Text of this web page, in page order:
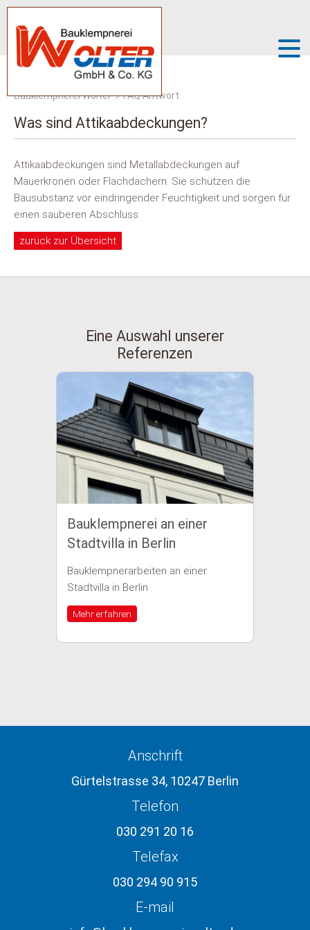
Bauklempnerei Wolter FAQ Antwort
Was sind Attikaabdeckungen?
Attikaabdeckungen sind Metallabdeckungen auf
Mauerkronen oder Flachdächern. Sie schützen die
Bausubstanz vor eindringender Feuchtigkeit und sorgen für
einen sauberen Abschluss.
zurück zur Übersicht
Eine Auswahl unserer
Referenzen
Bauklempnerei an einer
Stadtvilla in Berlin
Bauklempnerarbeiten an einer
Stadtvilla in Berlin
Mehr erfahren
Anschrift
Gürtelstrasse 34, 10247 Berlin
Telefon
030 291 20 16
Telefax
030 294 90 915
E-mail